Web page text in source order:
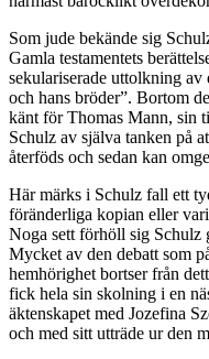
Som jude bekände sig
Gamla testamentets
sekulariserade uttolkning av
och hans bröder”. Bortom
känt för Thomas Mann, sin
Schulz av själva tanken på
återföds och sedan kan
Här märks i Schulz fall ett
föränderliga kopian eller
Noga sett förhöll sig Schulz
Mycket av den debatt som
hemhörighet bortser från
fick hela sin skolning i en
äktenskapet med Jozefina
och med sitt utträde ur den